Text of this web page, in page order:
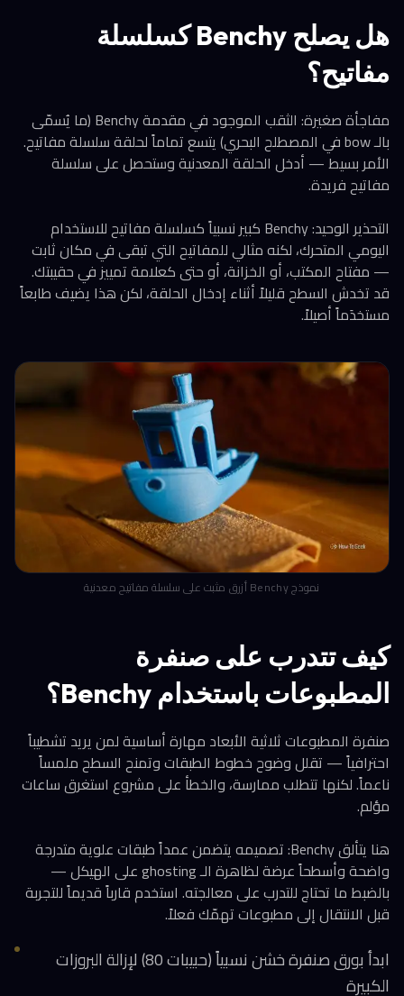
هل يصلح Benchy كسلسلة
مفاتيح؟
مفاجأة صغيرة: الثقب الموجود في مقدمة Benchy (ما يُسمّى
بالـ bow في المصطلح البحري) يتسع تماماً لحلقة سلسلة مفاتيح.
الأمر بسيط — أدخل الحلقة المعدنية وستحصل على سلسلة
مفاتيح فريدة.
التحذير الوحيد: Benchy كبير نسبياً كسلسلة مفاتيح للاستخدام
اليومي المتحرك، لكنه مثالي للمفاتيح التي تبقى في مكان ثابت
— مفتاح المكتب، أو الخزانة، أو حتى كعلامة تمييز في حقيبتك.
قد تخدش السطح قليلاً أثناء إدخال الحلقة، لكن هذا يضيف طابعاً
مستخدَماً أصيلاً.
نموذج Benchy أزرق مثبت على سلسلة مفاتيح معدنية
كيف تتدرب على صنفرة
المطبوعات باستخدام Benchy؟
صنفرة المطبوعات ثلاثية الأبعاد مهارة أساسية لمن يريد تشطيباً
احترافياً — تقلل وضوح خطوط الطبقات وتمنح السطح ملمساً
ناعماً. لكنها تتطلب ممارسة، والخطأ على مشروع استغرق ساعات
مؤلم.
هنا يتألق Benchy: تصميمه يتضمن عمداً طبقات علوية متدرجة
واضحة وأسطحاً عرضة لظاهرة الـ ghosting على الهيكل —
بالضبط ما تحتاج للتدرب على معالجته. استخدم قارباً قديماً للتجربة
قبل الانتقال إلى مطبوعات تهمّك فعلاً.
ابدأ بورق صنفرة خشن نسبياً (حبيبات 80) لإزالة البروزات
الكبيرة